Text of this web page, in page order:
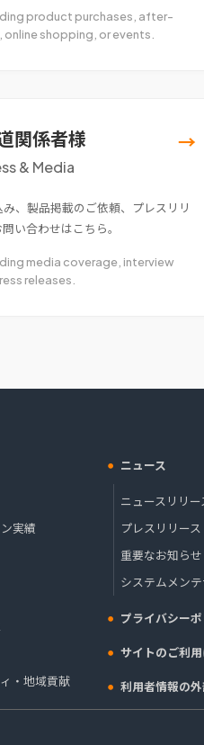
product purchases, after-
shopping, or events.
関係者様
& Media
→
、製品掲載のご依頼、プレスリリ
い合わせはこちら。
media coverage, interview
releases.
実績
・地域貢献
ニュース
ニュースリリー
プレスリリース
重要なお知らせ
システムメン
プライバシー
サイトのご利
利用者情報の